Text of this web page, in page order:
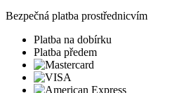
Bezpečná platba prostřednicvím
Platba na dobírku
Platba předem